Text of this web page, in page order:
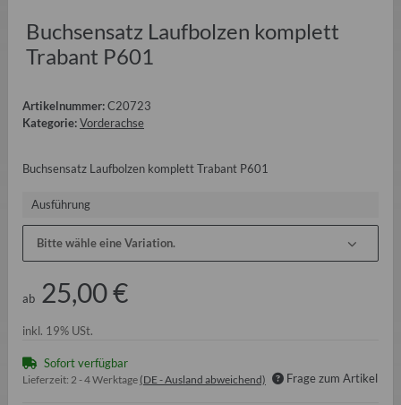
Buchsensatz Laufbolzen komplett
Trabant P601
Artikelnummer:C20723
Kategorie:Vorderachse
Buchsensatz Laufbolzen komplett Trabant P601
Ausführung
Bitte wähle eine Variation.
ab 25,00 €
inkl. 19% USt.
Sofort verfügbar
Lieferzeit: 2 - 4 Werktage (DE - Ausland abweichend) Frage zum Artikel